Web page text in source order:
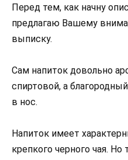
Перед тем, как начну
предлагаю Вашему
выписку.
Сам напиток довольно
спиртовой, а
в нос.
Напиток имеет
крепкого черного чая.